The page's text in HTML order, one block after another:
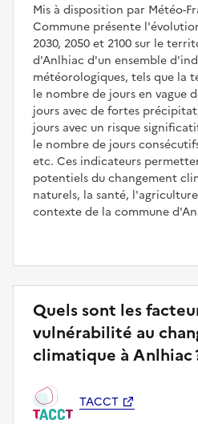
Mis à disposition par Météo-
Commune présente
2030, 2050 et 2100 sur le
d'Anlhiac d'un ensemble
météorologiques, tels que la
le nombre de jours en vague
jours avec de fortes
jours avec un risque
le nombre de jours
etc. Ces indicateurs
potentiels du changement
naturels, la santé,
contexte de la commune
Quels sont les
vulnérabilité au
climatique à Anlhiac
TACCT